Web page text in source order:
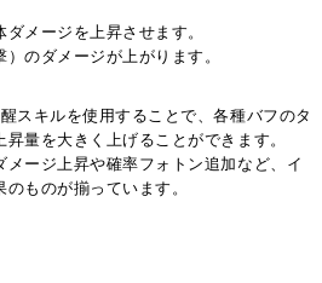
メージを上昇させます。
のダメージが上がります。
スキルを使用することで、各種バフのタ
量を大きく上げることができます。
メージ上昇や確率フォトン追加など、イ
ものが揃っています。